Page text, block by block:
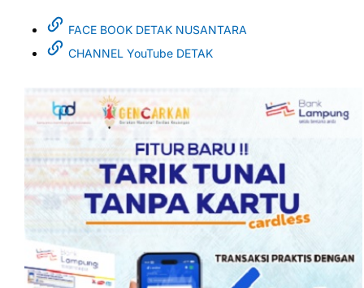
FACE BOOK DETAK NUSANTARA
CHANNEL YouTube DETAK